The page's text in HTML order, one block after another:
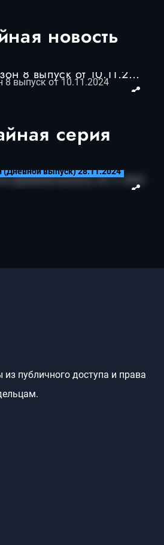
новость
Точь-в-Точь 6 сезон 8 выпуск от 10.11.2024
серия
выпуск) 28.11.2024
публичного доступа и права